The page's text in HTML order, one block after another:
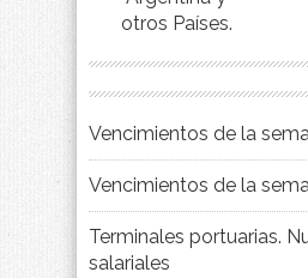
otros Países.
Vencimientos de la
Vencimientos de la
Terminales portuarias.
salariales